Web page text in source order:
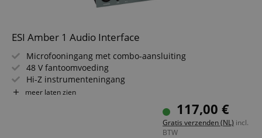
ESI Amber 1 Audio Interface
Microfooningang met combo-aansluiting
48 V fantoomvoeding
Hi-Z instrumenteningang
Stereo line-ingang
meer laten zien
117,00 €
Gratis verzenden (NL) incl.
BTW